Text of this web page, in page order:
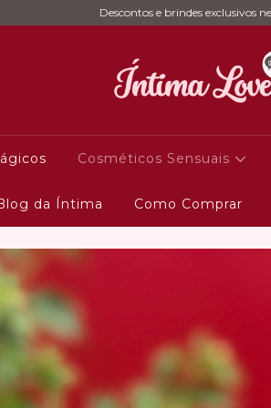
Descontos e brindes exclusivos
Cosméticos Sensuais
da Íntima Como Comprar